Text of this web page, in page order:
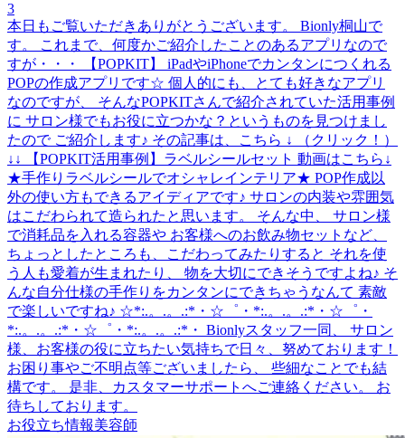
3
本日もご覧いただきありがとうございます。 Bionly桐山で
す。 これまで、何度かご紹介したことのあるアプリなので
すが・・・ 【POPKIT】 iPadやiPhoneでカンタンにつくれる
POPの作成アプリです☆ 個人的にも、とても好きなアプリ
なのですが、 そんなPOPKITさんで紹介されていた活用事例
に サロン様でもお役に立つかな？というものを見つけまし
たので ご紹介します♪ その記事は、こちら ↓ （クリック！）
↓↓ 【POPKIT活用事例】ラベルシールセット 動画はこちら↓
★手作りラベルシールでオシャレインテリア★ POP作成以
外の使い方もできるアイディアです♪ サロンの内装や雰囲気
はこだわられて造られたと思います。 そんな中、 サロン様
で消耗品を入れる容器や お客様へのお飲み物セットなど、
ちょっとしたところも、こだわってみたりすると それを使
う人も愛着が生まれたり、 物を大切にできそうですよね♪ そ
んな自分仕様の手作りをカンタンにできちゃうなんて 素敵
で楽しいですね♪ ☆*:.。.。.:*・☆゜・*:.。.。.:*・☆゜・
*:.。.。.:*・☆゜・*:.。.。.:*・ Bionlyスタッフ一同、 サロン
様、お客様の役に立ちたい気持ちで日々、努めております！
お困り事やご不明点等ございましたら、 些細なことでも結
構です。 是非、カスタマーサポートへご連絡ください。 お
待ちしております。
お役立ち情報美容師